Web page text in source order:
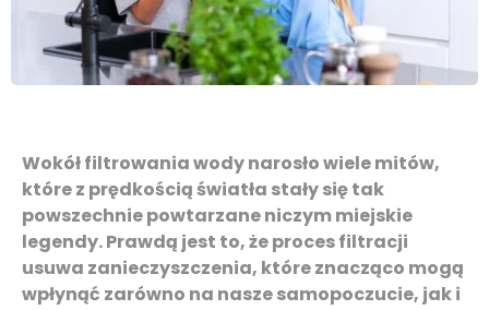
Wokół filtrowania wody narosło wiele mitów,
które z prędkością światła stały się tak
powszechnie powtarzane niczym miejskie
legendy. Prawdą jest to, że proces filtracji
usuwa zanieczyszczenia, które znacząco mogą
wpłynąć zarówno na nasze samopoczucie, jak i